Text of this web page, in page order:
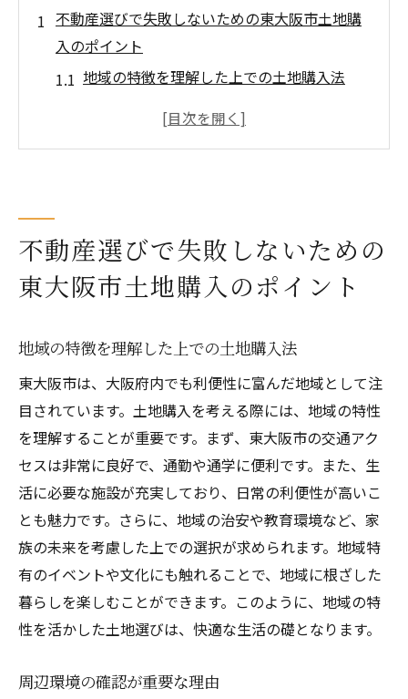
不動産選びで失敗しないための東大阪市土地購
入のポイント
地域の特徴を理解した上での土地購入法
周辺環境の確認が重要な理由
東大阪市の不動産市場動向を踏まえた土地購入
戦略
需要供給バランスから見る購入タイミング
地価の変動要因を理解する
賢い投資を目指した不動産購入法
将来を見据えた土地の選び方
オンラインツールを活用した市場調査のコ
ツ
快適な暮らしを実現する東大阪市での不動産選
びの秘訣
住みやすさを決定づける周辺施設の選び方
生活の質を向上させる土地選びの基準
交通の利便性と生活の快適さ
不動産選びで失敗しないための
東大阪市土地購入のポイント
地域の特徴を理解した上での土地購入法
東大阪市は、大阪府内でも利便性に富んだ地域として注
目されています。土地購入を考える際には、地域の特性
を理解することが重要です。まず、東大阪市の交通アク
セスは非常に良好で、通勤や通学に便利です。また、生
活に必要な施設が充実しており、日常の利便性が高いこ
とも魅力です。さらに、地域の治安や教育環境など、家
族の未来を考慮した上での選択が求められます。地域特
有のイベントや文化にも触れることで、地域に根ざした
暮らしを楽しむことができます。このように、地域の特
性を活かした土地選びは、快適な生活の礎となります。
周辺環境の確認が重要な理由